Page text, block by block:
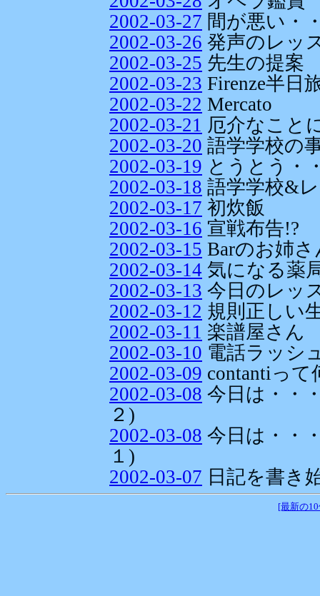
2002-03-27 間が悪い・
2002-03-26 発声のレッ
2002-03-25 先生の提案
2002-03-23 Firenze半日
2002-03-22 Mercato
2002-03-21 厄介なこと
2002-03-20 語学学校の
2002-03-19 とうとう・
2002-03-18 語学学校&
2002-03-17 初炊飯
2002-03-16 宣戦布告!?
2002-03-15 Barのお姉さ
2002-03-14 気になる薬
2002-03-13 今日のレッ
2002-03-12 規則正しい
2002-03-11 楽譜屋さん
2002-03-10 電話ラッシ
2002-03-09 contantiって
2002-03-08 今日は・・
２)
2002-03-08 今日は・・
１)
2002-03-07 日記を書き
[最新の